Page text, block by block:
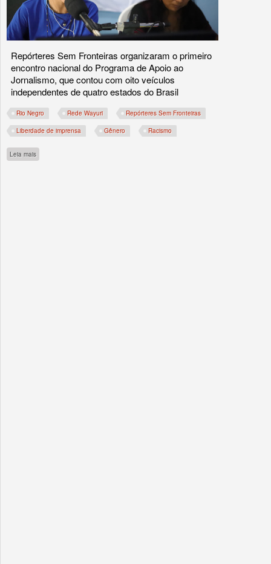
Repórteres Sem Fronteiras organizaram o primeiro
encontro nacional do Programa de Apoio ao
Jornalismo, que contou com oito veículos
independentes de quatro estados do Brasil
Rio Negro Rede Wayuri Repórteres Sem Fronteiras
Liberdade de imprensa Gênero Racismo
Leia mais